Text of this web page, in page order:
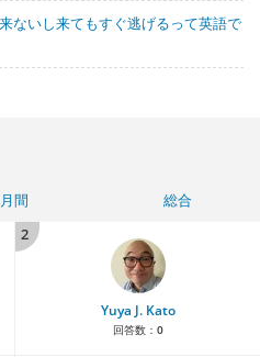
ないし来てもすぐ逃げるって英語で
月間
総合
2
Yuya J. Kato
回答数： 0